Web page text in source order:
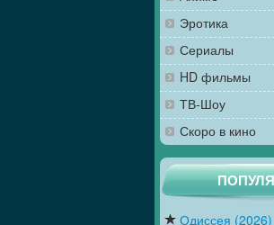
Эротика
Сериалы
HD фильмы
ТВ-Шоу
Скоро в кино
Одиссея (2026)